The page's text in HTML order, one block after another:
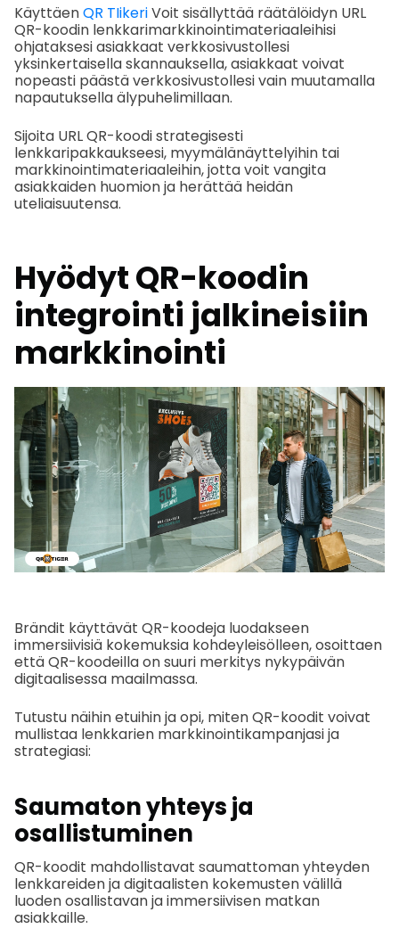
KäyttäenQR TIikeriVoit sisällyttää räätälöidyn URL
QR-koodin lenkkarimarkkinointimateriaaleihisi
ohjataksesi asiakkaat verkkosivustollesi
yksinkertaisella skannauksella, asiakkaat voivat
nopeasti päästä verkkosivustollesi vain muutamalla
napautuksella älypuhelimillaan.
Sijoita URL QR-koodi strategisesti
lenkkaripakkaukseesi, myymälänäyttelyihin tai
markkinointimateriaaleihin, jotta voit vangita
asiakkaiden huomion ja herättää heidän
uteliaisuutensa.
HyödytQR-koodin
integrointi jalkineisiin
markkinointi
Brändit käyttävät QR-koodeja luodakseen
immersiivisiä kokemuksia kohdeyleisölleen, osoittaen
että QR-koodeilla on suuri merkitys nykypäivän
digitaalisessa maailmassa.
Tutustu näihin etuihin ja opi, miten QR-koodit voivat
mullistaa lenkkarien markkinointikampanjasi ja
strategiasi:
Saumaton yhteys ja
osallistuminen
QR-koodit mahdollistavat saumattoman yhteyden
lenkkareiden ja digitaalisten kokemusten välillä
luoden osallistavan ja immersiivisen matkan
asiakkaille.